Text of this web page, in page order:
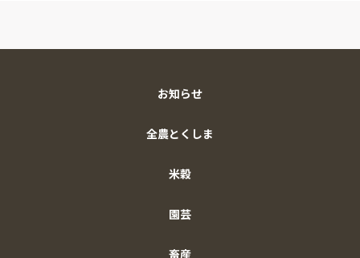
お知らせ
全農とくしま
米穀
園芸
畜産